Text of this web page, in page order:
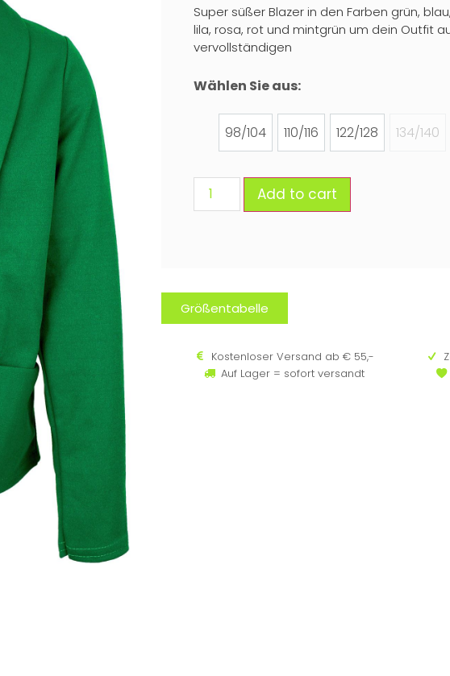
Super süßer Blazer in den Farben grün,
lila, rosa, rot und mintgrün um dein Outfit
vervollständigen
Wählen Sie aus:
98/104 110/116 122/128 134/140
Add to cart
Größentabelle
Kostenloser Versand ab € 55,-
Auf Lager = sofort versandt